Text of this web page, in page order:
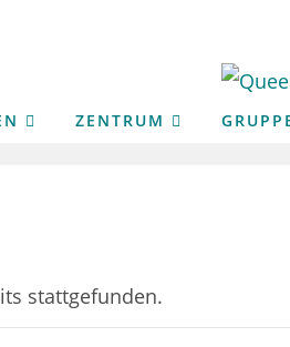
ZENTRUM
stattgefunden.